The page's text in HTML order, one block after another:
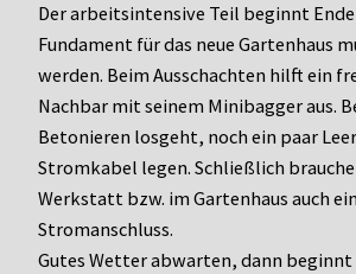
Der arbeitsintensive Teil beginnt Ende
Fundament für das neue Gartenhaus
werden. Beim Ausschachten hilft ein
Nachbar mit seinem Minibagger aus.
Betonieren losgeht, noch ein paar
Stromkabel legen. Schließlich
Werkstatt bzw. im Gartenhaus auch ein
Stromanschluss.
Gutes Wetter abwarten, dann beginnt